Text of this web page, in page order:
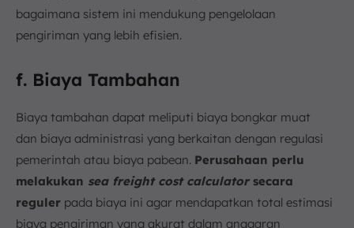
bagaimana sistem ini mendukung pengelolaan
pengiriman yang lebih efisien.
f. Biaya Tambahan
Biaya tambahan dapat meliputi biaya bongkar muat
dan biaya administrasi yang berkaitan dengan regulasi
pemerintah atau biaya pabean. Perusahaan perlu
melakukan sea freight cost calculatorsecara
reguler pada biaya ini agar mendapatkan total estimasi
biaya pengiriman yang akurat dalam anggaran